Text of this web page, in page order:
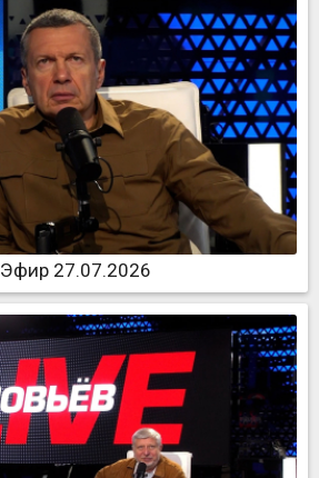
Эфир 27.07.2026